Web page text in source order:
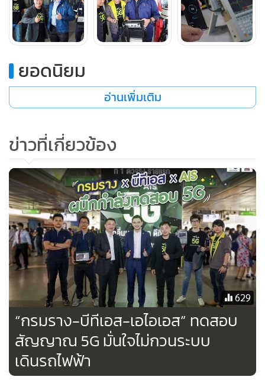
โดยเฉพาะกับบีทีเอสซึ่งเป็นระบบขนส่งมวลชนที่สำคัญของคน
เมือง เอไอเอสได้ร่วมมือกันทดลอง ทดสอบมาตั้งแต่ช่วงปลายปี
2562 ก่อนเปิดประมูลและเข้มข้นยิ่งขึ้นหลังจากประมูลเรียบร้อย
ในทุกเส้นทางรถไฟฟ้า ซึ่งอยู่ในพื้นที่ขยายเครือข่ายทั้ง 4G / 5G
โดยการทดสอบในเบื้องต้นยังไม่พบผลกระทบแต่อย่างไรก็ตาม
เราจะยังคงเดินหน้าทดสอบอย่างต่อเนื่อง เพื่อเพิ่มความอุ่นใจให้
สื่อสารและระบบโดยสารที่ดีที่สุด อย่างแน่นอน
ยอดนิยม
อ่านเพิ่มเติม
ข่าวที่เกี่ยวข้อง
629
“กรมราง-บีทีเอส-เอไอเอส” ทดสอบ
สัญญาณ 5G มั่นใจไม่กวนระบบ
เดินรถไฟฟ้า